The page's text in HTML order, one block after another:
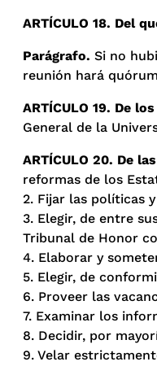
ARTÍCULO 18. Del
Parágrafo. Si no
reunión hará
ARTÍCULO 19. De
General de la
ARTÍCULO 20. De
reformas de los
2. Fijar las políticas
3. Elegir, de entre
Tribunal de Honor
4. Elaborar y
5. Elegir, de
6. Proveer las
7. Examinar los
8. Decidir, por
9. Velar